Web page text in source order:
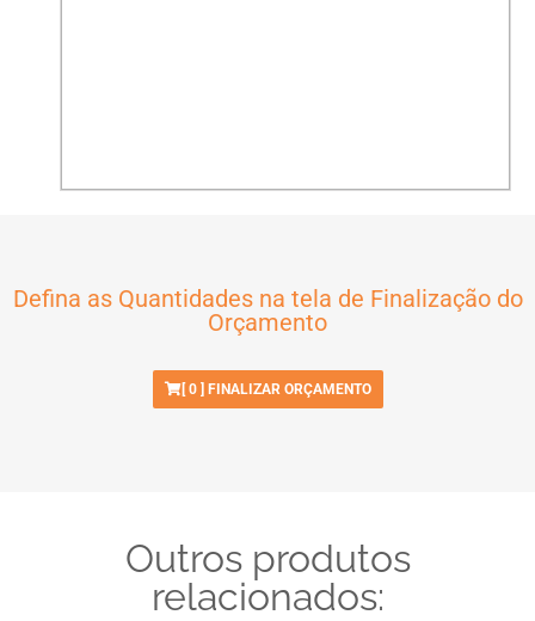
Defina as Quantidades na tela de Finalização do
Orçamento
[ 0] FINALIZAR ORÇAMENTO
Outros produtos
relacionados: